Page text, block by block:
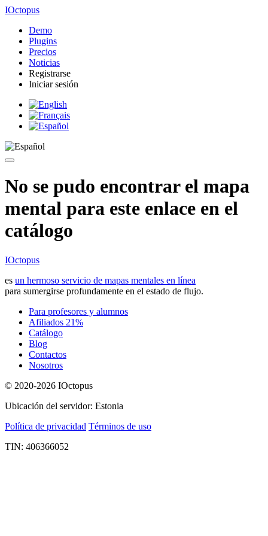
IOctopus
Demo
Plugins
Precios
Noticias
Registrarse
Iniciar sesión
No se pudo encontrar el mapa
mental para este enlace en el
catálogo
IOctopus
es un hermoso servicio de mapas mentales en línea
para sumergirse profundamente en el estado de flujo.
Para profesores y alumnos
Afiliados 21%
Catálogo
Blog
Contactos
Nosotros
© 2020-2026 IOctopus
Ubicación del servidor: Estonia
Política de privacidad Términos de uso
TIN: 406366052